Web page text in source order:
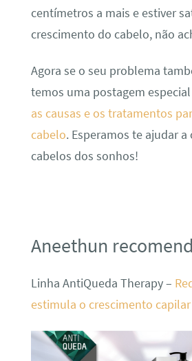
centímetros a mais e estiver
crescimento do cabelo, não
Agora se o seu problema
temos uma postagem
as causas e os tratamentos
cabelo. Esperamos te ajudar
cabelos dos sonhos!
Aneethun
Linha AntiQueda Therapy –
estimula o crescimento capilar